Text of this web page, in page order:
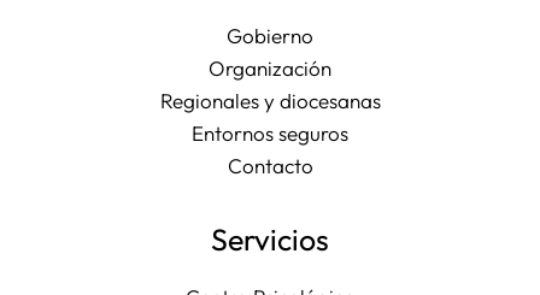
Gobierno
Organización
Regionales y diocesanas
Entornos seguros
Contacto
Servicios